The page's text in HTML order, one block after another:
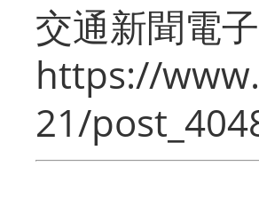
交通新聞電
https://
21/